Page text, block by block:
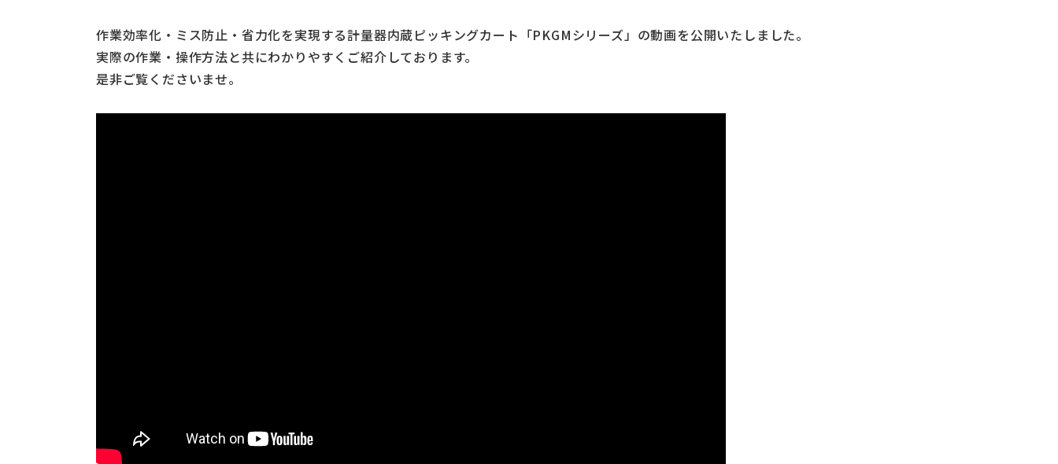
作業効率化・ミス防止・省力化を実現する計量器内蔵ピッキングカート「PKGMシリーズ」の動画を公開いたしました。
実際の作業・操作方法と共にわかりやすくご紹介しております。
是非ご覧くださいませ。